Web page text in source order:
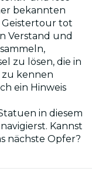
bekannten
Geistertour tot
Verstand und
zu lösen, die in
zu kennen
ein Hinweis
in diesem
Kannst
nächste Opfer?